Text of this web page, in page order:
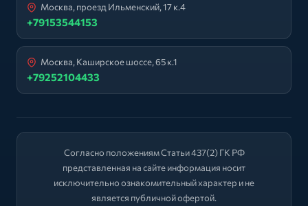
Москва, проезд Ильменский, 17 к.4
+79153544153
Москва, Каширское шоссе, 65 к.1
+79252104433
Согласно положениям Статьи 437(2) ГК РФ
представленная на сайте информация носит
исключительно ознакомительный характер и не
является публичной офертой.